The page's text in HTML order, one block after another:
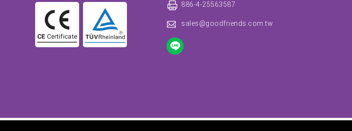
886-4-25563587
sales@goodfriends.com.tw